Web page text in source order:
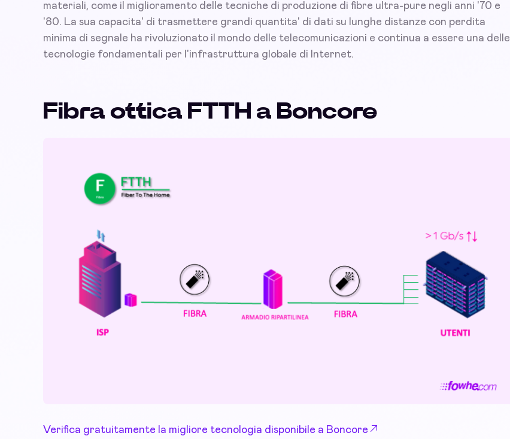
materiali, come il miglioramento delle tecniche di produzione di fibre ultra-pure negli anni '70 e
'80. La sua capacita' di trasmettere grandi quantita' di dati su lunghe distanze con perdita
minima di segnale ha rivoluzionato il mondo delle telecomunicazioni e continua a essere una delle
tecnologie fondamentali per l'infrastruttura globale di Internet.
Fibra ottica FTTH a Boncore
Verifica gratuitamente la migliore tecnologia disponibile a Boncore